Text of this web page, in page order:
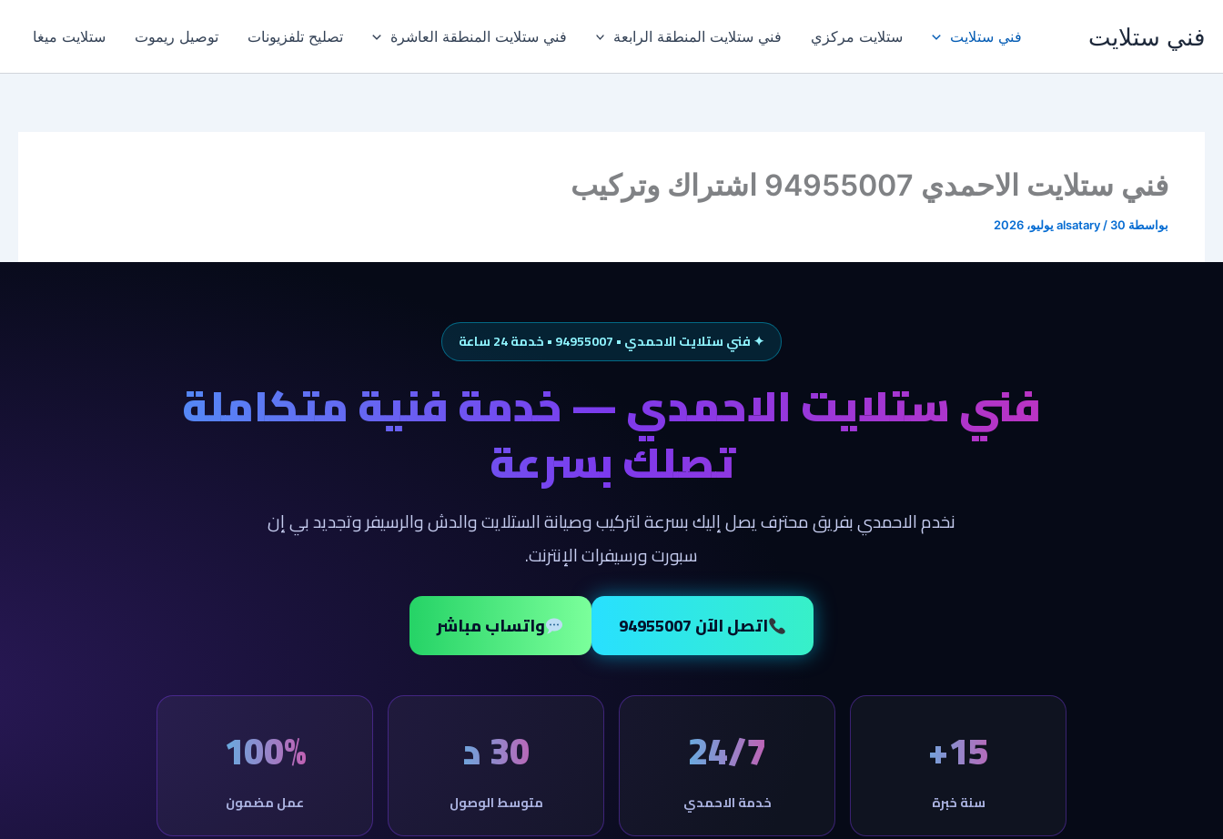
فني ستلايت فني ستلايت ستلايت مركزي فني ستلايت المنطقة الرابعة فني ستلايت المنطقة العاشرة تصليح تلفزيونات توصيل ريموت ستلايت ميغا
فني ستلايت الاحمدي 94955007 اشتراك وتركيب
بواسطة alsatary / 30 يوليو، 2026
✦ فني ستلايت الاحمدي • 94955007 • خدمة 24 ساعة
فني ستلايت الاحمدي — خدمة فنية متكاملة
تصلك بسرعة
نخدم الاحمدي بفريق محترف يصل إليك بسرعة لتركيب وصيانة الستلايت والدش والرسيفر وتجديد بي إن
سبورت ورسيفرات الإنترنت.
اتصل الآن 94955007 واتساب مباشر
15+
سنة خبرة
24/7
خدمة الاحمدي
30 د
متوسط الوصول
100%
عمل مضمون